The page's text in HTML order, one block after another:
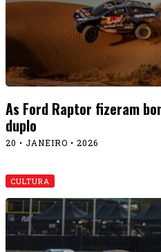
As Ford Raptor fizeram
duplo
20 • JANEIRO • 2026
CULTURA